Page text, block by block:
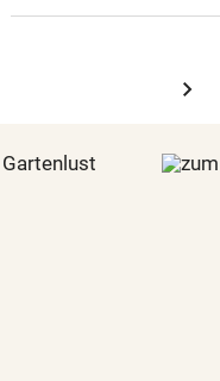
chevron_right